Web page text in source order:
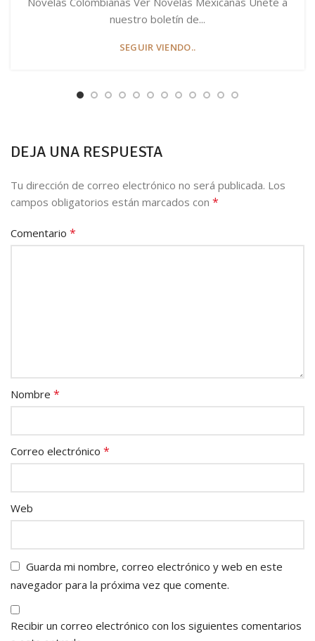
nuestro boletín de...
SEGUIR VIENDO..
DEJA UNA RESPUESTA
Tu dirección de correo electrónico no será publicada. Los
campos obligatorios están marcados con *
Comentario *
Nombre *
Correo electrónico *
Web
Guarda mi nombre, correo electrónico y web en este
navegador para la próxima vez que comente.
Recibir un correo electrónico con los siguientes comentarios